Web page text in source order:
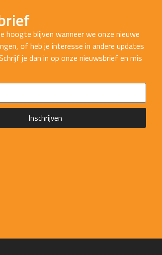
hoogte blijven wanneer we onze nieuwe
of heb je interesse in andere updates
je dan in op onze nieuwsbrief en mis
Inschrijven